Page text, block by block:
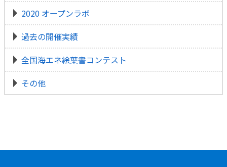
2020 オープンラボ
過去の開催実績
全国海エネ絵葉書コンテスト
その他